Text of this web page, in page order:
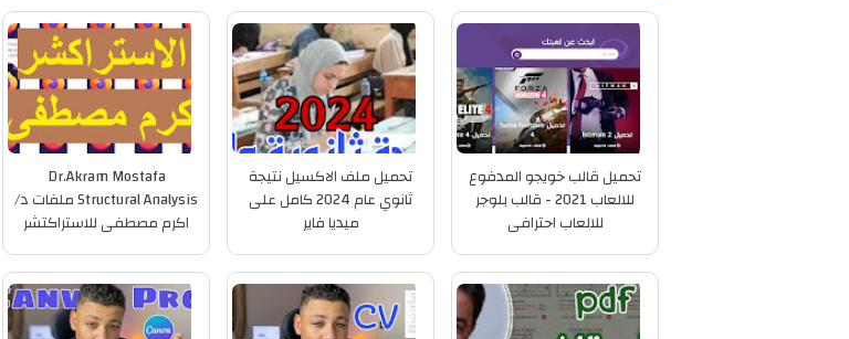
تحميل قالب خويجو المدفوع
للالعاب 2021 - قالب بلوجر
للالعاب احترافى
تحميل ملف الاكسيل نتيجة
ثانوي عام 2024 كامل على
ميديا فاير
Dr.Akram Mostafa
Structural Analysis ملفات د/
اكرم مصطفى للاستراكتشر